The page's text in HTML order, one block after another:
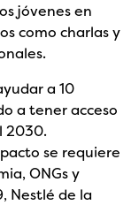
jóvenes en
como charlas y
a 10
a tener acceso
2030.
se requiere
ONGs y
Nestlé de la